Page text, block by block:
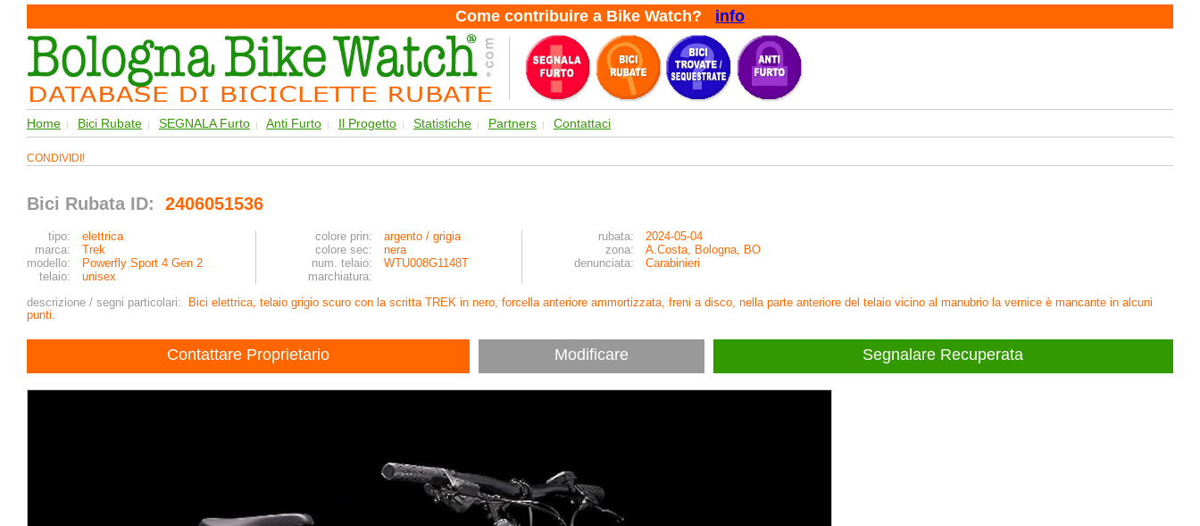
Come contribuire a Bike Watch? info
Home | Bici Rubate | SEGNALA Furto | Anti Furto | Il Progetto | Statistiche | Partners | Contattaci
CONDIVIDI!
Bici Rubata ID: 2406051536
tipo: elettrica colore prin: argento / grigia rubata:
2024-05-04
marca:
Trek colore sec: nera zona:
A.Costa, Bologna, BO
modello:
Powerfly Sport 4 Gen 2 num. telaio: WTU008G1148T denunciata:
Carabinieri
telaio:
unisex
marchiatura:
descrizione / segni particolari:
Bici elettrica, telaio grigio scuro con la scritta TREK in nero, forcella anteriore ammortizzata, freni a disco, nella parte anteriore del telaio vicino al manubrio la vernice è mancante in alcuni
punti.
Contattare Proprietario Modificare Segnalare Recuperata